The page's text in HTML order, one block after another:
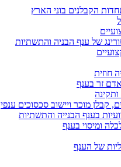
הקבלנים בוני הארץ
של ענף הבניה והתשתיות
חוזית
זר בענף
קבלן מוכר ויישוב סכסוכים ענפי
בענף הבנייה והתשתיות
ומיסוי בענף
של הענף